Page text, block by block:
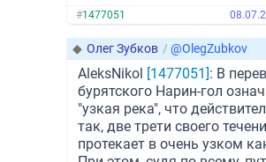
#1477051
◆ Олег Зубков / @OlegZubkov
AleksNikol [1477051]: В
бурятского Нарин-гол
"узкая река", что
так, две трети своего
протекает в очень узком